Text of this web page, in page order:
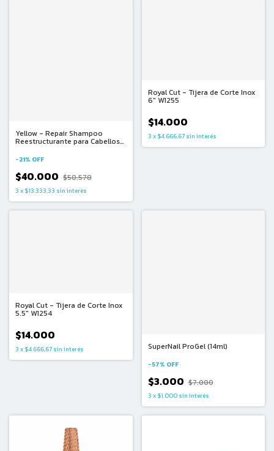
Yellow - Repair Shampoo
Reestructurante para Cabellos
-21% OFF
$40.000 $50.578
3 x $13.333,33 sin interés
Royal Cut - Tijera de Corte Inox
6" W1255
$14.000
3 x $4.666,67 sin interés
Royal Cut - Tijera de Corte Inox
5.5" W1254
$14.000
3 x $4.666,67 sin interés SuperNail ProGel (14ml)
-57% OFF
$3.000 $7.000
3 x $1.000 sin interés